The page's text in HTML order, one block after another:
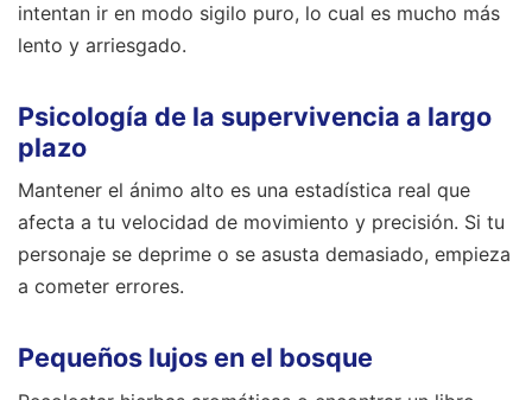
intentan ir en modo sigilo puro, lo cual es mucho más
lento y arriesgado.
Psicología de la supervivencia a largo
plazo
Mantener el ánimo alto es una estadística real que
afecta a tu velocidad de movimiento y precisión. Si tu
personaje se deprime o se asusta demasiado, empieza
a cometer errores.
Pequeños lujos en el bosque